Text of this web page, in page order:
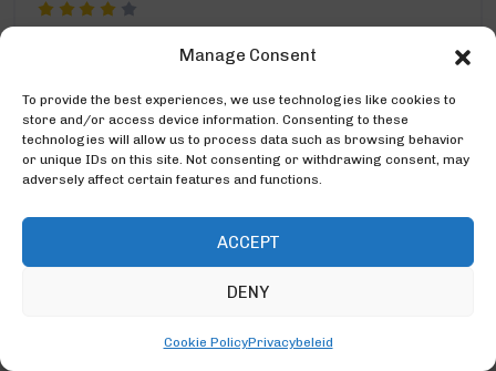
Manage Consent
To provide the best experiences, we use technologies like cookies to
store and/or access device information. Consenting to these
technologies will allow us to process data such as browsing behavior
or unique IDs on this site. Not consenting or withdrawing consent, may
adversely affect certain features and functions.
ACCEPT
DENY
Cookie PolicyPrivacybeleid
Leder Games